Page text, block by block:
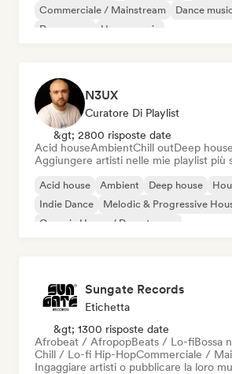
Commerciale / Mainstream
Dance
Dream pop
House music
N3UX
Curatore Di Playlist
&gt; 2800 risposte date
Acid houseAmbientChill outDeep house
Aggiungere artisti nelle mie playlist più
Acid house Ambient Deep house
Indie Dance
Melodic & Progressive
Organic House / Downtempo
Sungate Records
Etichetta
&gt; 1300 risposte date
Afrobeat / AfropopBeats / Lo-fiBossa
Chill / Lo-fi Hip-HopCommerciale /
Ingaggiare artisti o pubblicare la loro